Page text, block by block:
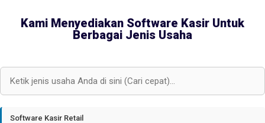
Kami Menyediakan Software Kasir Untuk
Berbagai Jenis Usaha
Software Kasir Retail